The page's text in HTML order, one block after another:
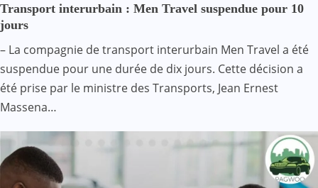
Transport interurbain : Men Travel suspendue pour 10
jours
– La compagnie de transport interurbain Men Travel a été
suspendue pour une durée de dix jours. Cette décision a
été prise par le ministre des Transports, Jean Ernest
Massena…